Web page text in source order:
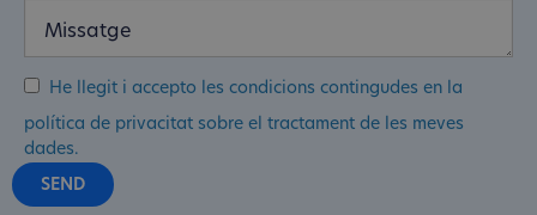
He llegit i accepto les condicions contingudes en la
política de privacitat sobre el tractament de les meves
dades.